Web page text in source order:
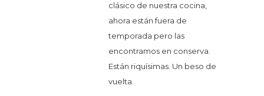
clásico de nuestra cocina,
ahora están fuera de
temporada pero las
encontramos en conserva.
Están riquísimas. Un beso de
vuelta.